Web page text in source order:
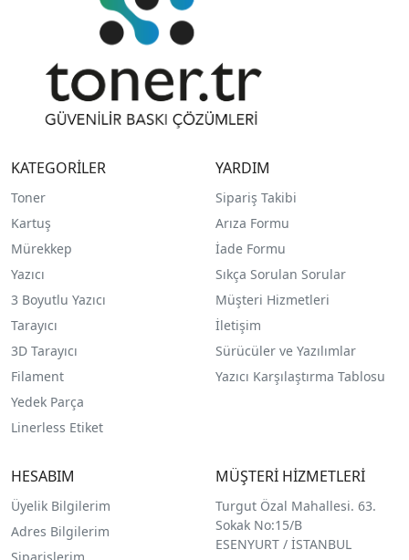
KATEGORİLER
Toner
Kartuş
Mürekkep
Yazıcı
3 Boyutlu Yazıcı
Tarayıcı
3D Tarayıcı
Filament
Yedek Parça
Linerless Etiket
YARDIM
Sipariş Takibi
Arıza Formu
İade Formu
Sıkça Sorulan Sorular
Müşteri Hizmetleri
İletişim
Sürücüler ve Yazılımlar
Yazıcı Karşılaştırma Tablosu
HESABIM
Üyelik Bilgilerim
Adres Bilgilerim
MÜŞTERİ HİZMETLERİ
Turgut Özal Mahallesi. 63.
Sokak No:15/B
ESENYURT / İSTANBUL